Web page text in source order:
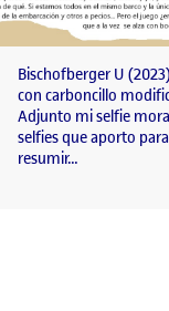
Bischofberger U
con carboncillo
Adjunto mi selfie
selfies que aporto
resumir…
de un proyecto